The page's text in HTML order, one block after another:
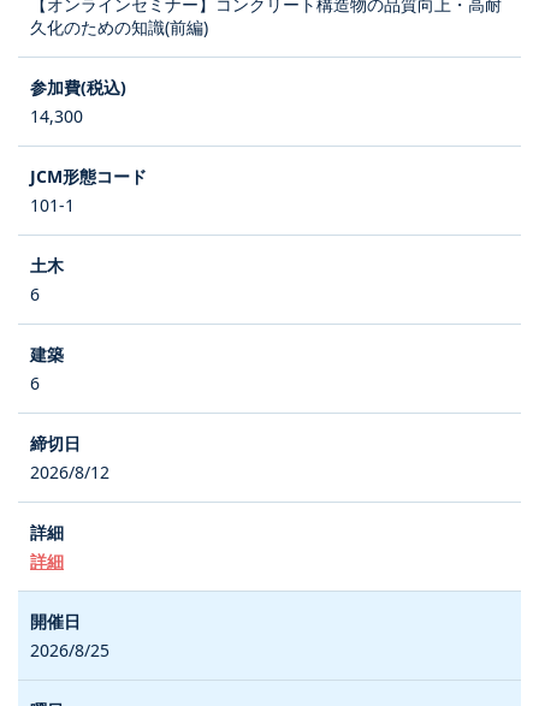
久化のための知識(前編)
14,300
101-1
6
6
2026/8/12
詳細
2026/8/25